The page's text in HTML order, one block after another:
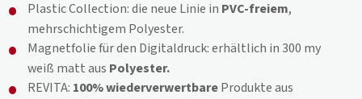
Plastic Collection: die neue Linie in PVC-freiem,
mehrschichtigem Polyester.
Magnetfolie für den Digitaldruck: erhältlich in 300 my
weiß matt aus Polyester.
REVITA: 100% wiederverwertbareProdukte aus